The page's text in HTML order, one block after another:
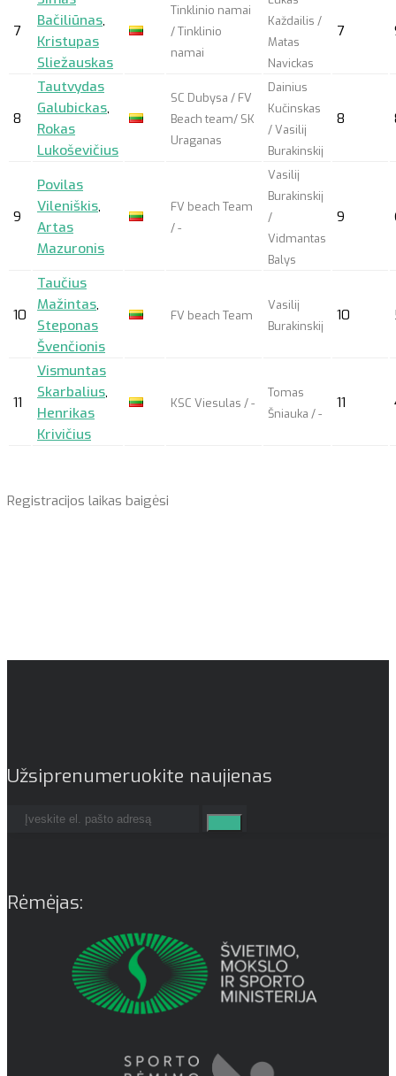
7
Bačiliūnas,
Kristupas
Sliežauskas
Tinklinio namai
/ Tinklinio
namai
Každailis /
Matas
Navickas
7
8
Tautvydas
Galubickas,
Rokas
Lukoševičius
SC Dubysa / FV
Beach team/ SK
Uraganas
Dainius
Kučinskas
/ Vasilij
Burakinskij
8
9
Povilas
Vileniškis,
Artas
Mazuronis
FV beach Team
/ -
Vasilij
Burakinskij
/
Vidmantas
Balys
9
10
Taučius
Mažintas,
Steponas
Švenčionis
FV beach Team
Vasilij
Burakinskij
10
11
Vismuntas
Skarbalius,
Henrikas
Krivičius
KSC Viesulas / -
Tomas
Šniauka / -
11
Registracijos laikas baigėsi
Užsiprenumeruokite naujienas
Rėmėjas: